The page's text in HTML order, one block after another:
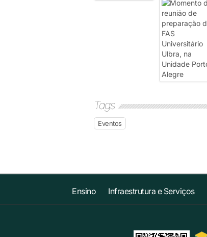
Tags
Eventos
Ensino Infraestrutura e Serviços